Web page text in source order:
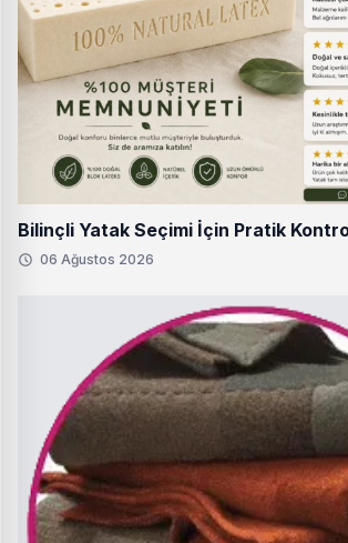
Bilinçli Yatak Seçimi İçin Pratik
06 Ağustos 2026